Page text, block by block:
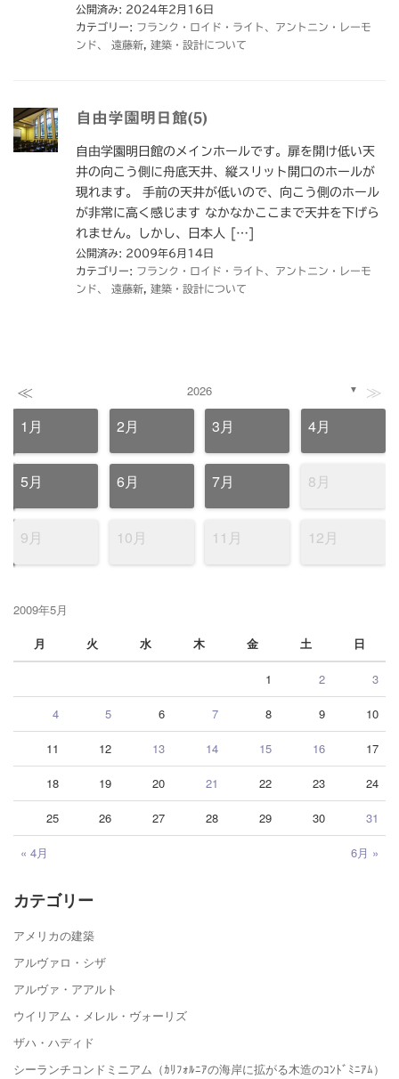
公開済み: 2024年2月16日
カテゴリー: フランク・ロイド・ライト、アントニン・レーモ
ンド、 遠藤新
建築・設計について
自由学園明日館(5)
自由学園明日館のメインホールです。扉を開け低い天
井の向こう側に舟底天井、縦スリット開口のホールが
現れます。 手前の天井が低いので、向こう側のホール
が非常に高く感じます なかなかここまで天井を下げら
れません。しかし、日本人 […]
公開済み: 2009年6月14日
カテゴリー: フランク・ロイド・ライト、アントニン・レーモ
ンド、 遠藤新
建築・設計について
≪ 2026 ▼ ≫
1月 2月 3月 4月
5月 6月 7月 8月
9月 10月 11月 12月
2009年5月
月
火 水 木 金 土 日
« 4月 6月 »
1 2 3
4 5 6 7 8 9 10
11 12 13 14 15 16 17
18 19 20 21 22 23 24
25 26 27 28 29 30 31
カテゴリー
アメリカの建築
アルヴァロ・シザ
アルヴァ・アアルト
ウイリアム・メレル・ヴォーリズ
ザハ・ハディド
シーランチコンドミニアム（ｶﾘﾌｫﾙﾆｱの海岸に拡がる木造のｺﾝﾄﾞﾐﾆｱﾑ）